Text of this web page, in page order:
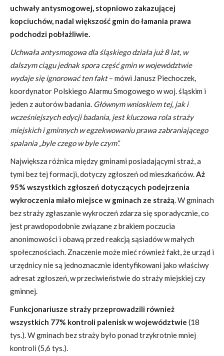
uchwały antysmogowej, stopniowo zakazującej
kopciuchów, nadal większość gmin do łamania prawa
podchodzi pobłażliwie.
Uchwała antysmogowa dla śląskiego działa już 8 lat, w
dalszym ciągu jednak spora część gmin w województwie
wydaje się ignorować ten fakt– mówi Janusz Piechoczek,
koordynator Polskiego Alarmu Smogowego w woj. śląskim i
jeden z autorów badania. Głównym wnioskiem tej, jak i
wcześniejszych edycji badania, jest kluczowa rola straży
miejskich i gminnych w egzekwowaniu prawa zabraniającego
spalania „byle czego w byle czym”.
Największa różnica między gminami posiadającymi straż, a
tymi bez tej formacji, dotyczy zgłoszeń od mieszkańców.Aż
95% wszystkich zgłoszeń dotyczących podejrzenia
wykroczenia miało miejsce w gminach ze strażą. W gminach
bez straży zgłaszanie wykroczeń zdarza się sporadycznie, co
jest prawdopodobnie związane z brakiem poczucia
anonimowości i obawą przed reakcją sąsiadów w małych
społecznościach. Znaczenie może mieć również fakt, że urząd i
urzędnicy nie są jednoznacznie identyfikowani jako właściwy
adresat zgłoszeń, w przeciwieństwie do straży miejskiej czy
gminnej.
Funkcjonariusze straży przeprowadzili również
wszystkich 77% kontroli palenisk w województwie (18
tys.). W gminach bez straży było ponad trzykrotnie mniej
kontroli (5,6 tys.).